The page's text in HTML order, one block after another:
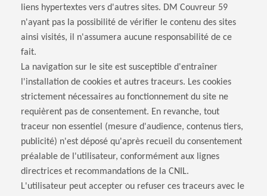
liens hypertextes vers d'autres sites. DM Couvreur 59
n'ayant pas la possibilité de vérifier le contenu des sites
ainsi visités, il n'assumera aucune responsabilité de ce
fait.
La navigation sur le site est susceptible d'entraîner
l'installation de cookies et autres traceurs. Les cookies
strictement nécessaires au fonctionnement du site ne
requièrent pas de consentement. En revanche, tout
traceur non essentiel (mesure d'audience, contenus tiers,
publicité) n'est déposé qu'après recueil du consentement
préalable de l'utilisateur, conformément aux lignes
directrices et recommandations de la CNIL.
L'utilisateur peut accepter ou refuser ces traceurs avec le